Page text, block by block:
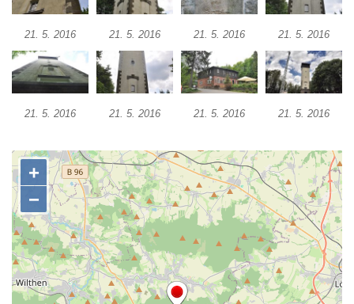
Rozhledna Krudum
Czorneboh – polorozhledna
Rozhledna Blatenský vrch
Rozhledna Vochlice u Lubence
Rozhledna na Svatém vrchu v Kadani
Hlavatice – vyhlídka nebo rozhledna…?
Cimrmanova nejnižší rozhledna na světě v
Nouzově
Rozhledna Varhošť u Litoměřic
Rozhledna Ungerberg (Prinz-Georg-Turm)
Rozhledna Prinz-Friedrich-August-Turm
21. 5. 2016 21. 5. 2016 21. 5. 2016 21. 5. 2016
21. 5. 2016 21. 5. 2016 21. 5. 2016 21. 5. 2016